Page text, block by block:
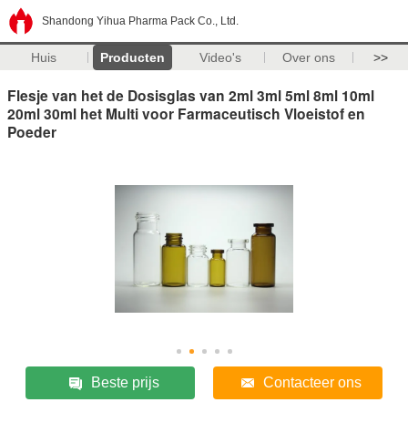
Shandong Yihua Pharma Pack Co., Ltd.
Huis Producten Video's Over ons >>
Flesje van het de Dosisglas van 2ml 3ml 5ml 8ml 10ml
20ml 30ml het Multi voor Farmaceutisch Vloeistof en
Poeder
Beste prijs Contacteer ons